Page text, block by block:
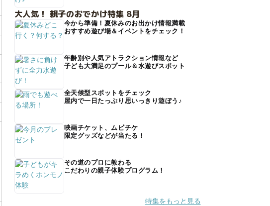
大人気！ 親子のおでかけ特集 8月
今から準備！夏休みのお出かけ情報満載
おすすめ遊び場＆イベントをチェック！
年齢別や人気アトラクション情報など
子ども大満足のプール＆水遊びスポット
全天候型スポットをチェック
屋内で一日たっぷり思いっきり遊ぼう♪
映画チケット、ムビチケ
限定グッズなどが当たる！
その道のプロに教わる
こだわりの親子体験プログラム！
特集をもっと見る